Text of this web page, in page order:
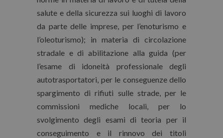
salute e della sicurezza sui luoghi di lavoro
da parte delle imprese, per l’enoturismo e
l’oleoturismo); in materia di circolazione
stradale e di abilitazione alla guida (per
l’esame di idoneità professionale degli
autotrasportatori, per le conseguenze dello
spargimento di rifiuti sulle strade, per le
commissioni mediche locali, per lo
svolgimento degli esami di teoria per il
conseguimento e il rinnovo dei titoli